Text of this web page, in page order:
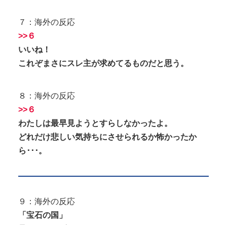
７：海外の反応
>>６
いいね！
これぞまさにスレ主が求めてるものだと思う。
８：海外の反応
>>６
わたしは最早見ようとすらしなかったよ。
どれだけ悲しい気持ちにさせられるか怖かったか
ら･･･。
９：海外の反応
「宝石の国」